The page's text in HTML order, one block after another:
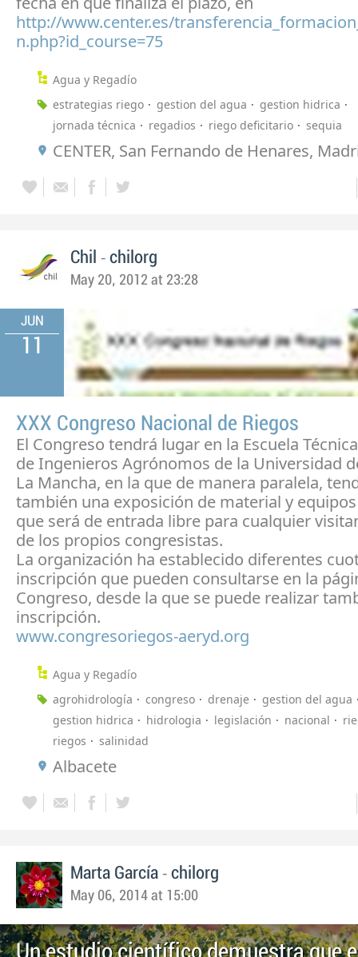
http://www.center.es/
n.php?id_course=75
Agua y Regadío
estrategias riego
gestion del agua
gestion hidrica
jornada técnica
regadios riego deficitario sequia
CENTER, San Fernando de Henares,
Chil - chilorg
May 20, 2012 at 23:28
JUN
11
XXX Congreso Nacional de Riegos
El Congreso tendrá lugar en la Escuela
de Ingenieros Agrónomos de la Universidad
La Mancha, en la que de manera paralela,
también una exposición de material y
que será de entrada libre para cualquier
de los propios congresistas.
La organización ha establecido diferentes
inscripción que pueden consultarse en la
Congreso, desde la que se puede realizar
inscripción.
www.congresoriegos-aeryd.org
Agua y Regadío
agrohidrología
congreso drenaje
gestion del agua
gestion hidrica
hidrologia legislación nacional
riegos
salinidad
Albacete
Marta García - chilorg
May 06, 2014 at 15:00